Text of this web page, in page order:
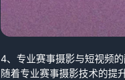
4、专业赛事摄影与短视频
随着专业赛事摄影技术的提